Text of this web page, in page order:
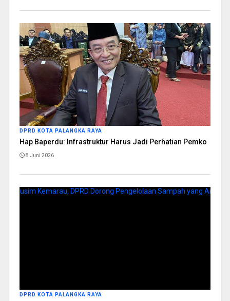
DPRD KOTA PALANGKA RAYA
Hap Baperdu: Infrastruktur Harus Jadi Perhatian Pemko
8 Juni 2026
DPRD KOTA PALANGKA RAYA